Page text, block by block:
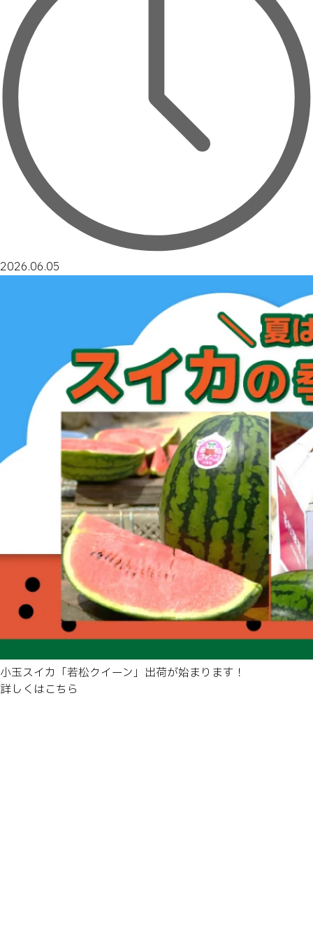
2026.06.05
小玉スイカ「若松クイーン」出荷が始まります！
詳しくはこちら